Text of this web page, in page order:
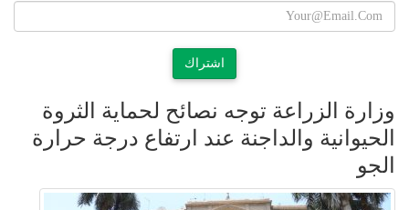
اشتراك
وزارة الزراعة توجه نصائح لحماية الثروة
الحيوانية والداجنة عند ارتفاع درجة حرارة
الجو